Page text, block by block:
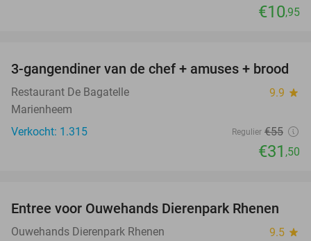
€10,95
43%
3-gangendiner van de chef + amuses + brood
Restaurant De Bagatelle 9.9 star
Marienheem
Verkocht: 1.315
Regulier €55
€31 ,50
19%
Entree voor Ouwehands Dierenpark Rhenen
Ouwehands Dierenpark Rhenen 9.5 star